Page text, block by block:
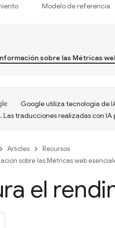
Modelo de referencia
sobre las Métricas
Google utiliza tecnología de
traducciones realizadas con IA
Articles
Recursos
sobre las Métricas web
el